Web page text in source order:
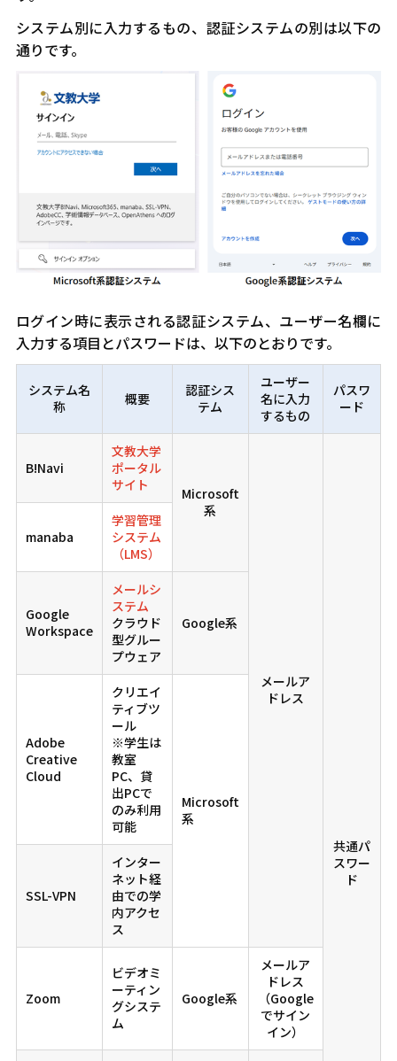
システム別に入力するもの、認証システムの別は以下の
通りです。
ログイン時に表示される認証システム、ユーザー名欄に
入力する項目とパスワードは、以下のとおりです。
システム名
称
概要
認証シス
テム
ユーザー
名に入力
するもの
パスワ
ード
B!Navi
文教大学
ポータル
サイト
Microsoft
系
メールア
ドレス
共通パ
スワー
ド
manaba
学習管理
システム
（LMS）
Google
Workspace
メールシ
ステム
クラウド
型グルー
プウェア
Google系
Adobe
Creative
Cloud
クリエイ
ティブツ
ール
※学生は
教室
PC、貸
出PCで
のみ利用
可能
Microsoft
系
SSL-VPN
インター
ネット経
由での学
内アクセ
ス
Zoom
ビデオミ
ーティン
グシステ
ム
Google系
メールア
ドレス
（Google
でサイン
イン）